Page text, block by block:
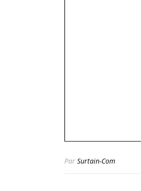
Par Surtain-Com